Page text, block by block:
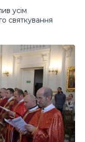
усім
святкування